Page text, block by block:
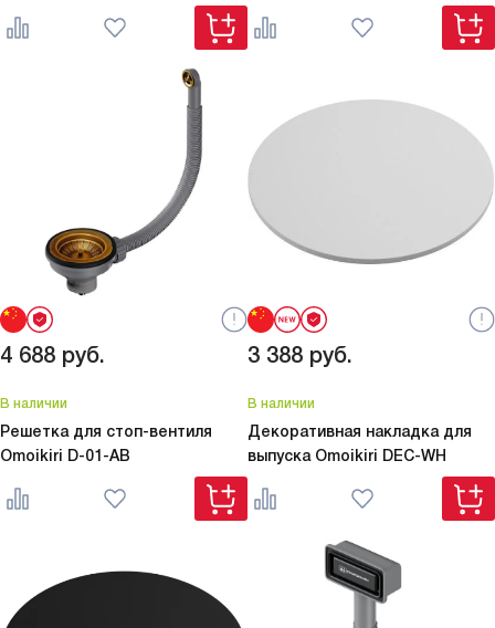
4 688 руб.
В наличии
Решетка для стоп-вентиля
Omoikiri D-01-AB
3 388 руб.
В наличии
Декоративная накладка для
выпуска Omoikiri DEC-WH